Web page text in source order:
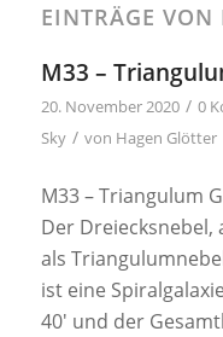
EINTRÄGE VON
M33 –
20. November 2020 / 0
Sky / von Hagen Glötter
M33 – Triangulum
Der Dreiecksnebel,
als
ist eine
40′ und der